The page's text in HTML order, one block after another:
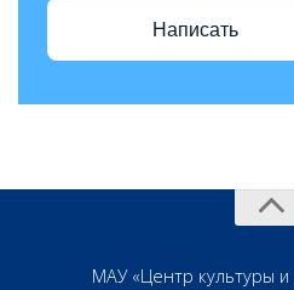
Написать
МАУ «Центр культуры и